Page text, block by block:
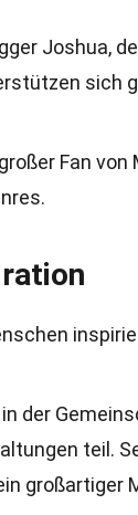
Joshua,
sich
Fan
der
teil.
großartiger